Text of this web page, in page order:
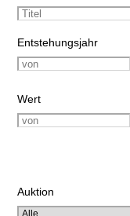
Entstehungsjahr
Wert
Auktion